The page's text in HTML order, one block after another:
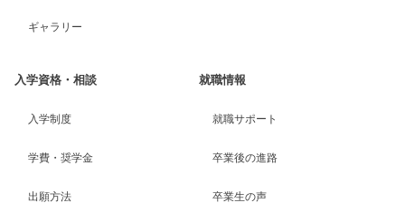
ギャラリー
入学資格・相談
入学制度
学費・奨学金
出願方法
就職情報
就職サポート
卒業後の進路
卒業生の声